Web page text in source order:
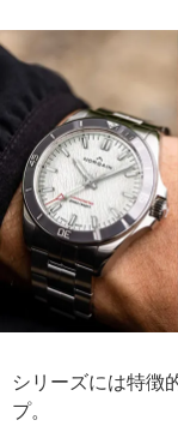
シリーズには特徴
プ。